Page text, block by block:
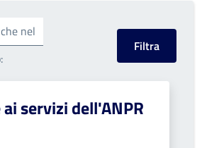
nel
servizi dell'ANPR